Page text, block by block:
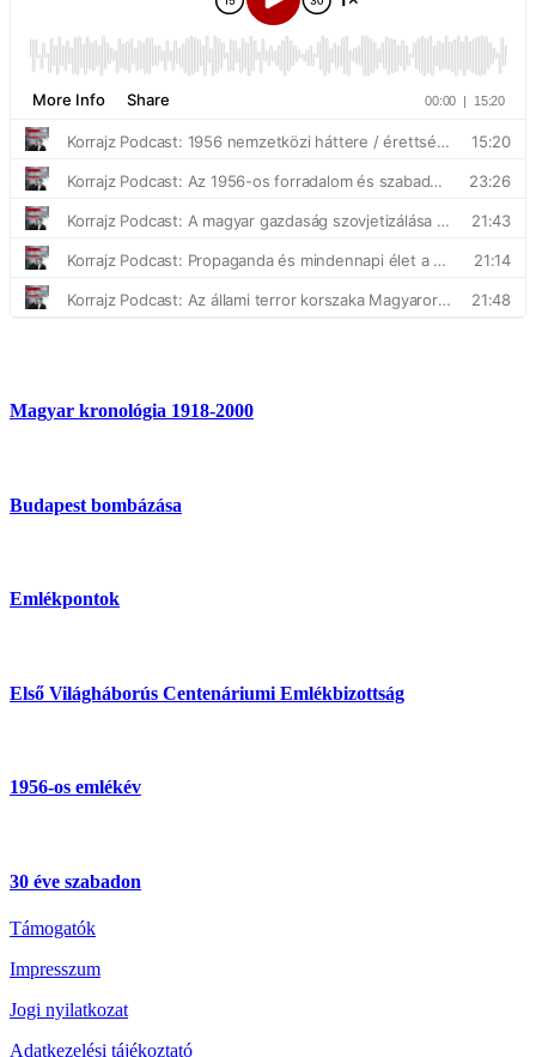
Magyar kronológia 1918-2000
Budapest bombázása
Emlékpontok
Első Világháborús Centenáriumi Emlékbizottság
1956-os emlékév
30 éve szabadon
Támogatók
Impresszum
Jogi nyilatkozat
Adatkezelési tájékoztató